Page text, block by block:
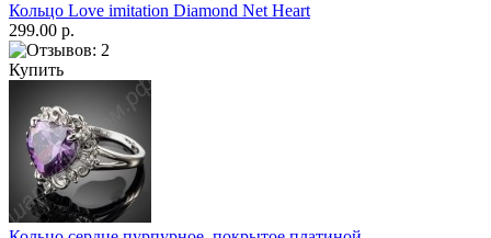
Кольцо Love imitation Diamond Net Heart
299.00 р.
Купить